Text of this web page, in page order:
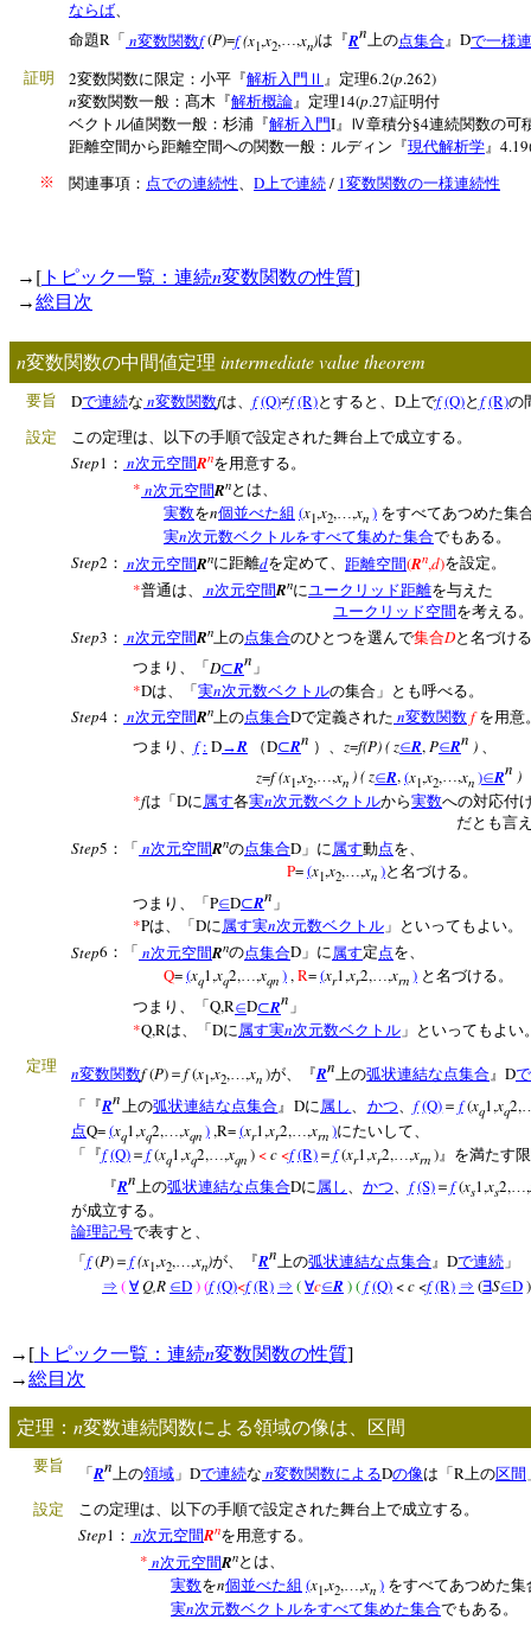
ならば、
命題R 「 n変数関数f(P)=f(x1,x2,…,xn)は『Rn上の点集合』 Dで一様
証明 2変数関数に限定：小平『解析入門Ⅱ 』定理6.2(p.262)
n変数関数一般：髙木『解析概論』定理14(p.27)証明付
ベクトル値関数一般：杉浦『解析入門I』Ⅳ章積分§4連続関数の可
距離空間から距離空間への関数一般：ルディン『現代解析学』
※ 関連事項： 点での連続性、 D上で連続 / 1変数関数の一様連続性
→ [ トピック一覧：連続n変数関数の性質]
→総目次
n変数関数の中間値定理 intermediate value theorem
要旨 Dで連続な n変数関数fは、 f(Q)≠f(R)とすると、 D上でf(Q)と f(R)の
設定
この定理は、以下の手順で設定された舞台上で成立する。
Step1 ： n次元空間Rnを用意する。
* n次元空間Rnとは、
実数をn個並べた組 (x1,x2, ,xn ) をすべてあつめた集
実n次元数ベクトルをすべて集めた集合でもある。
Step2 ： n次元空間Rnに距離dを定めて、 距離空間(Rn,d)を設定。
*普通は、 n次元空間Rnにユークリッド距離を与えた
ユークリッド空間 を考える
Step3 ： n次元空間Rn上の点集合のひとつを選んで集合Dと名づけ
つまり、「 D⊂Rn 」
*Dは、「実n次元数ベクトルの集合」とも呼べる。
Step4 ： n次元空間Rn 上の点集合Dで定義された n変数関数 f を用意
つまり、 f : D→R （D⊂Rn ）、 z=f(P) ( z∈R,P∈Rn ) 、
z=f (x1,x2,…,xn ) ( z∈R,(x1,x2,…,xn )∈Rn )
*fは「 Dに属す各実n次元数ベクトルから実数への対応付
だとも言える
Step5 ：「 n次元空間Rnの点集合D 」に属す動点を、
P=(x1,x2,…,xn )と名づける。
つまり、「 P∈D⊂Rn 」
*Pは、「 Dに属す実n次元数ベクトル 」といってもよい。
Step6 ：「 n次元空間Rnの点集合D 」に 属す定 点を、
Q=(xq1,xq2, ,xqn ),R=(xr1,xr2, ,xrn ) と名づける。
つまり、「 Q,R∈D⊂Rn 」
*Q,Rは、「Dに 属す実n次元数ベクトル 」といってもよい
定理 n変数関数f(P) ＝ f(x1,x2,…,xn )が、『Rn上の弧状連結な点集合』 D
「『Rn上の弧状連結な点集合』 Dに属し 、 かつ、f(Q) ＝ f(xq1,xq2,
点Q=(xq1,xq2, ,xqn ),R=(xr1,xr2, ,xrn )にたいして、
「『f(Q) ＝ f(xq1,xq2,…,xqn ) <c <f(R) ＝ f(xr1,xr2,…,xrn )』を満たす
『Rn上の弧状連結な点集合Dに属し 、 かつ、 f(S) ＝ f(xs1,xs2,…,
が成立する。
論理記号で表すと、
「 f(P) ＝ f(x1,x2,…,xn)が、『Rn上の弧状連結な点集合』 Dで連続 」
⇒ ( ∀ Q,R ∈D)(f(Q)<f(R) ⇒ ( ∀c∈R ) (f(Q) <c <f(R) ⇒ (∃S∈D
→[ トピック一覧：連続n変数関数の性質]
→総目次
定理： n変数連続関数による領域の像は、区間
要旨 「Rn上の領域 」 Dで連続な n変数関数によるDの像は「 R上の区間
設定
この定理は、以下の手順で設定された舞台上で成立する。
Step1 ： n次元空間Rnを用意する。
* n次元空間Rnとは、
実数をn個並べた組 (x1,x2, ,xn ) をすべてあつめた集
実n次元数ベクトルをすべて集めた集合でもある。